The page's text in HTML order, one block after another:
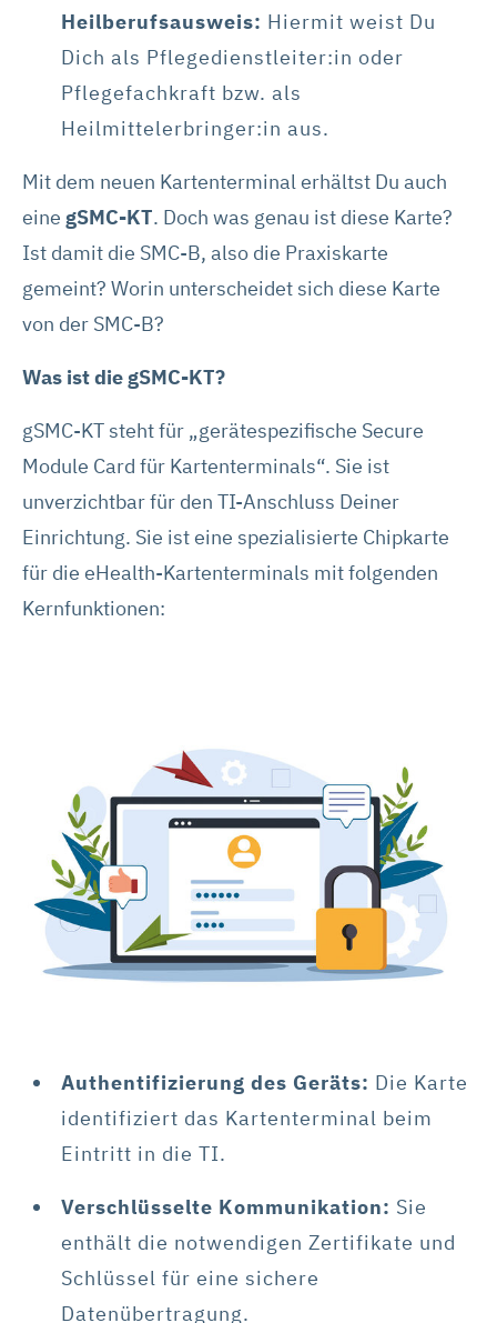
Heilberufsausweis: Hiermit weist Du
Dich als Pflegedienstleiter:in oder
Pflegefachkraft bzw. als
Heilmittelerbringer:in aus.
Mit dem neuen Kartenterminal erhältst Du auch
eine gSMC-KT. Doch was genau ist diese Karte?
Ist damit die SMC-B, also die Praxiskarte
gemeint? Worin unterscheidet sich diese Karte
von der SMC-B?
Was ist die gSMC-KT?
gSMC-KT steht für „gerätespezifische Secure
Module Card für Kartenterminals“. Sie ist
unverzichtbar für den TI-Anschluss Deiner
Einrichtung. Sie ist eine spezialisierte Chipkarte
für die eHealth-Kartenterminals mit folgenden
Kernfunktionen:
Authentifizierung des Geräts: Die Karte
identifiziert das Kartenterminal beim
Eintritt in die TI.
Verschlüsselte Kommunikation: Sie
enthält die notwendigen Zertifikate und
Schlüssel für eine sichere
Datenübertragung.